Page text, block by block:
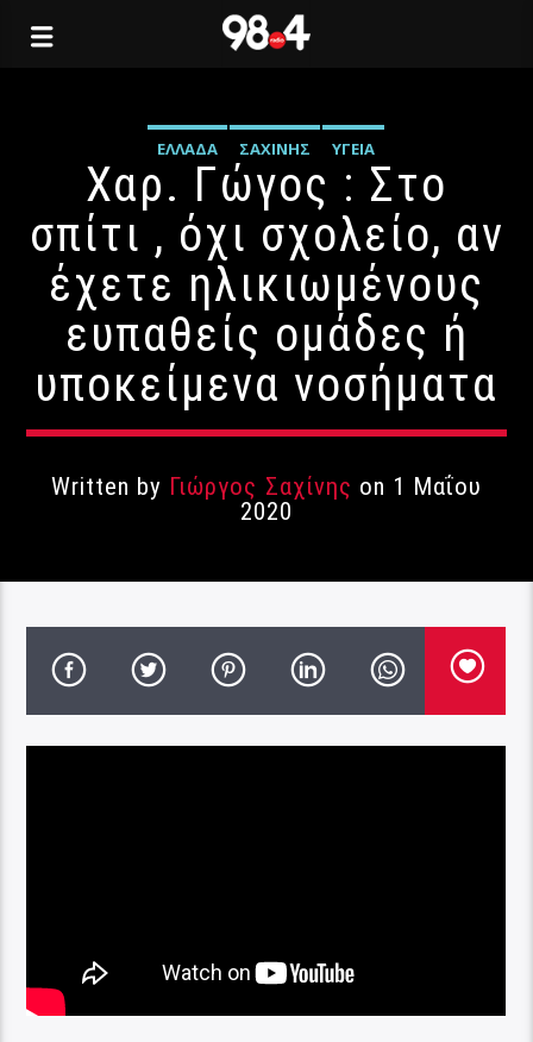
ΕΛΛΆΔΑ ΣΑΧΊΝΗΣ ΥΓΕΊΑ
Χαρ. Γώγος : Στο
σπίτι , όχι σχολείο, αν
έχετε ηλικιωμένους
ευπαθείς ομάδες ή
υποκείμενα νοσήματα
Written by Γιώργος Σαχίνης on 1 Μαΐου
2020